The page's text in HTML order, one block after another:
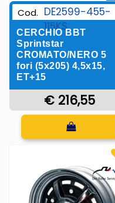
Cod. DE2599-455-
115KS
CERCHIO BBT
Sprintstar
CROMATO/NERO 5
fori (5x205) 4,5x15,
ET+15
€ 216,55
Quantità